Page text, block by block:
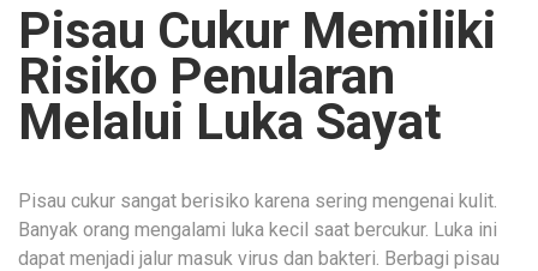
Pisau Cukur Memiliki
Risiko Penularan
Melalui Luka Sayat
Pisau cukur sangat berisiko karena sering mengenai kulit.
Banyak orang mengalami luka kecil saat bercukur. Luka ini
dapat menjadi jalur masuk virus dan bakteri. Berbagi pisau